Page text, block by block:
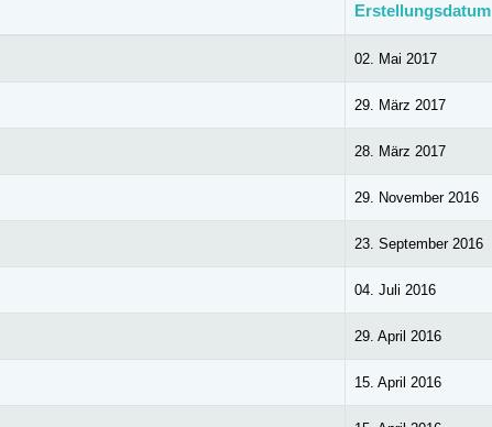
Erstellungsdatum
02. Mai 2017
29. März 2017
28. März 2017
29. November 2016
23. September 2016
04. Juli 2016
29. April 2016
15. April 2016